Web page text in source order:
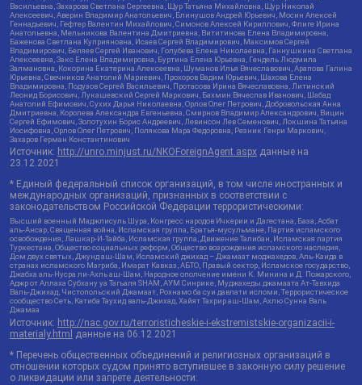
Васильевна, Захарова Светлана Сергеевна, Щур Татьяна Михайловна, Щур Николай
Алексеевич, Аверин Владимир Анатольевич, Блинушов Андрей Юрьевич, Мосин Алексей
Геннадьевич, Гефтер Валентин Михайлович, Симонов Алексей Кириллович, Флиге Ирина
Анатольевна, Мельникова Валентина Дмитриевна, Вититинова Елена Владимировна,
Баженова Светлана Куприяновна, Исаев Сергей Владимирович, Максимов Сергей
Владимирович, Беляев Сергей Иванович, Голубева Елена Николаевна, Ганнушкина Светлана
Алексеевна, Закс Елена Владимировна, Буртина Елена Юрьевна, Гендель Людмила
Залмановна, Кокорина Екатерина Алексеевна, Шуманов Илья Вячеславович, Арапова Галина
Юрьевна, Свечников Анатолий Мариевич, Прохоров Вадим Юрьевич, Шахова Елена
Владимировна, Подузов Сергей Васильевич, Протасова Ирина Вячеславовна, Литинский
Леонид Борисович, Лукашевский Сергей Маркович, Бахмин Вячеслав Иванович, Шабад
Анатолий Ефимович, Сухих Дарья Николаевна, Орлов Олег Петрович, Добровольская Анна
Дмитриевна, Королева Александра Евгеньевна, Смирнов Владимир Александрович, Вицин
Сергей Ефимович, Золотухин Борис Андреевич, Левинсон Лев Семенович, Локшина Татьяна
Иосифовна, Орлов Олег Петрович, Полякова Мара Федоровна, Резник Генри Маркович,
Захаров Герман Константинович
Источник: http://unro.minjust.ru/NKOForeignAgent.aspx данные на
23.12.2021
* Единый федеральный список организаций, в том числе иностранных и
международных организаций, признанных в соответствии с
законодательством Российской Федерации террористическими:
Высший военный Маджлисуль Шура, Конгресс народов Ичкерии и Дагестана, База, Асбат
аль-Ансар, Священная война, Исламская группа, Братья-мусульмане, Партия исламского
освобождения, Лашкар-И-Тайба, Исламская группа, Движение Талибан, Исламская партия
Туркестана, Общество социальных реформ, Общество возрождения исламского наследия,
Дом двух святых, Джунд аш-Шам, Исламский джихад – Джамаат моджахедов, Аль-Каида в
странах исламского Магриба, Имарат Кавказ, АБТО, Правый сектор, Исламское государство,
Джабха аль-Нусра ли-Ахль аш-Шам, Народное ополчение имени К. Минина и Д. Пожарского,
Аджр от Аллаха Субхану уа Тагьаля SHAM, АУМ Синрике, Муджахеды джамаата Ат-Тавхида
Валь-Джихад, Чистопольский Джамаат, Рохнамо ба суи давлати исломи, Террористическое
сообщество Сеть, Катиба Таухид валь-Джихад, Хайят Тахрир аш-Шам, Ахлю Сунна Валь
Джамаа
Источник: http://nac.gov.ru/terroristicheskie-i-ekstremistskie-organizacii-i-
materialy.html
данные на 06.12.2021
* Перечень общественных объединений и религиозных организаций в
отношении которых судом принято вступившее в законную силу решение
о ликвидации или запрете деятельности: